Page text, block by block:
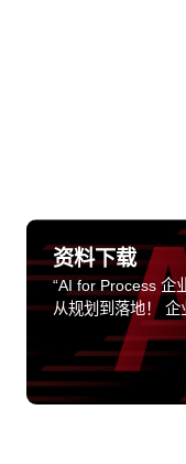
资料下载
“AI for Process 企
从规划到落地！ 企